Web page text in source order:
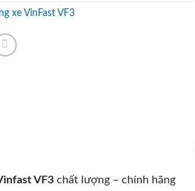
xe VinFast VF3
VF3 chất lượng – chính hãng